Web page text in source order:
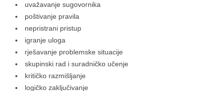
uvažavanje sugovornika
poštivanje pravila
nepristrani pristup
igranje uloga
rješavanje problemske situacije
skupinski rad i suradničko učenje
kritičko razmišljanje
logičko zaključivanje